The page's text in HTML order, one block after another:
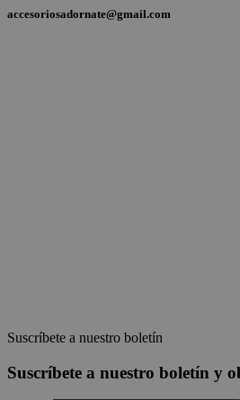
accesoriosadornate@gmail.com
Suscríbete a nuestro boletín
Suscríbete a nuestro boletín y